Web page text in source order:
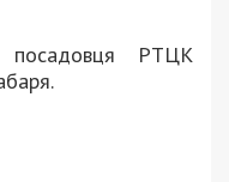
посадовця РТЦК